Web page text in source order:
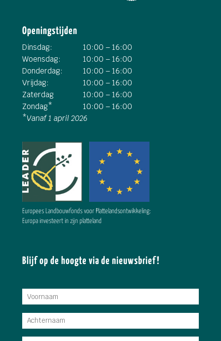
Openingstijden
Dinsdag:
10:00 – 16:00
Woensdag:
10:00 – 16:00
Donderdag:
10:00 – 16:00
Vrijdag:
10:00 – 16:00
Zaterdag
10:00 – 16:00
Zondag*
10:00 – 16:00
*Vanaf 1 april 2026
Europees Landbouwfonds voor Plattelandsontwikkeling:
Europa investeert in zijn platteland
Blijf op de hoogte via de nieuwsbrief!